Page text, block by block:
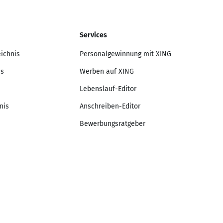
Services
Personalgewinnung mit XING
Werben auf XING
Lebenslauf-Editor
Anschreiben-Editor
Bewerbungsratgeber